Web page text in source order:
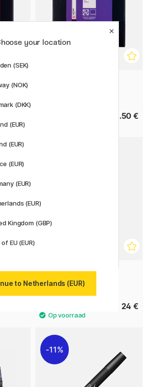
88.50 €
POSCA
PC-7M Black/White 3-set
24 €
11%
your location
(SEK)
(NOK)
(DKK)
(EUR)
(EUR)
(EUR)
(EUR)
(EUR)
Kingdom (GBP)
EU (EUR)
to Netherlands (EUR)